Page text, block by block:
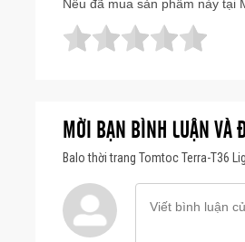
Nếu đã mua sản phẩm này tại
MỜI BẠN BÌNH LUẬN VÀ
Balo thời trang Tomtoc Terra-T36